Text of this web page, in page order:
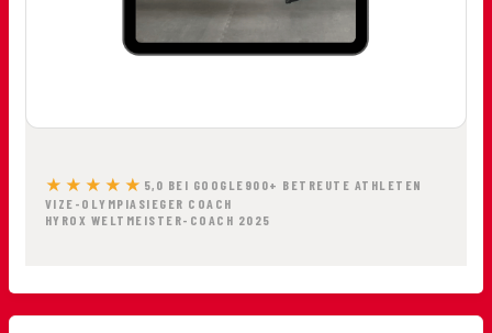
★★★★★ 5,0 BEI GOOGLE 900+ BETREUTE ATHLETEN
VIZE-OLYMPIASIEGER COACH
HYROX WELTMEISTER-COACH 2025